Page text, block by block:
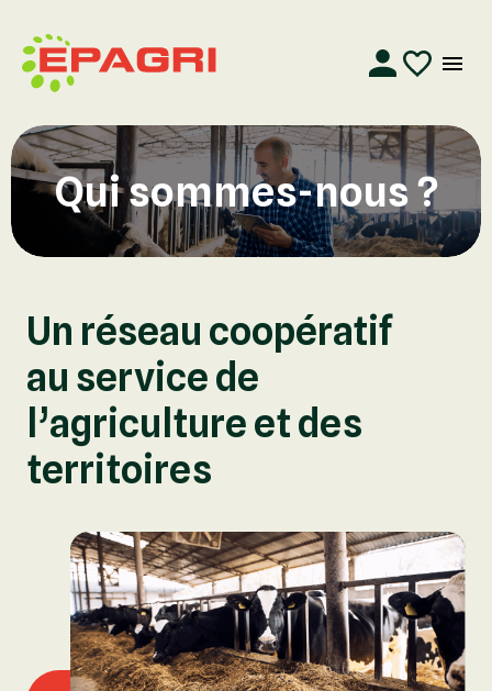
Qui sommes-nous ?
Un réseau coopératif
au service de
l’agriculture et des
territoires